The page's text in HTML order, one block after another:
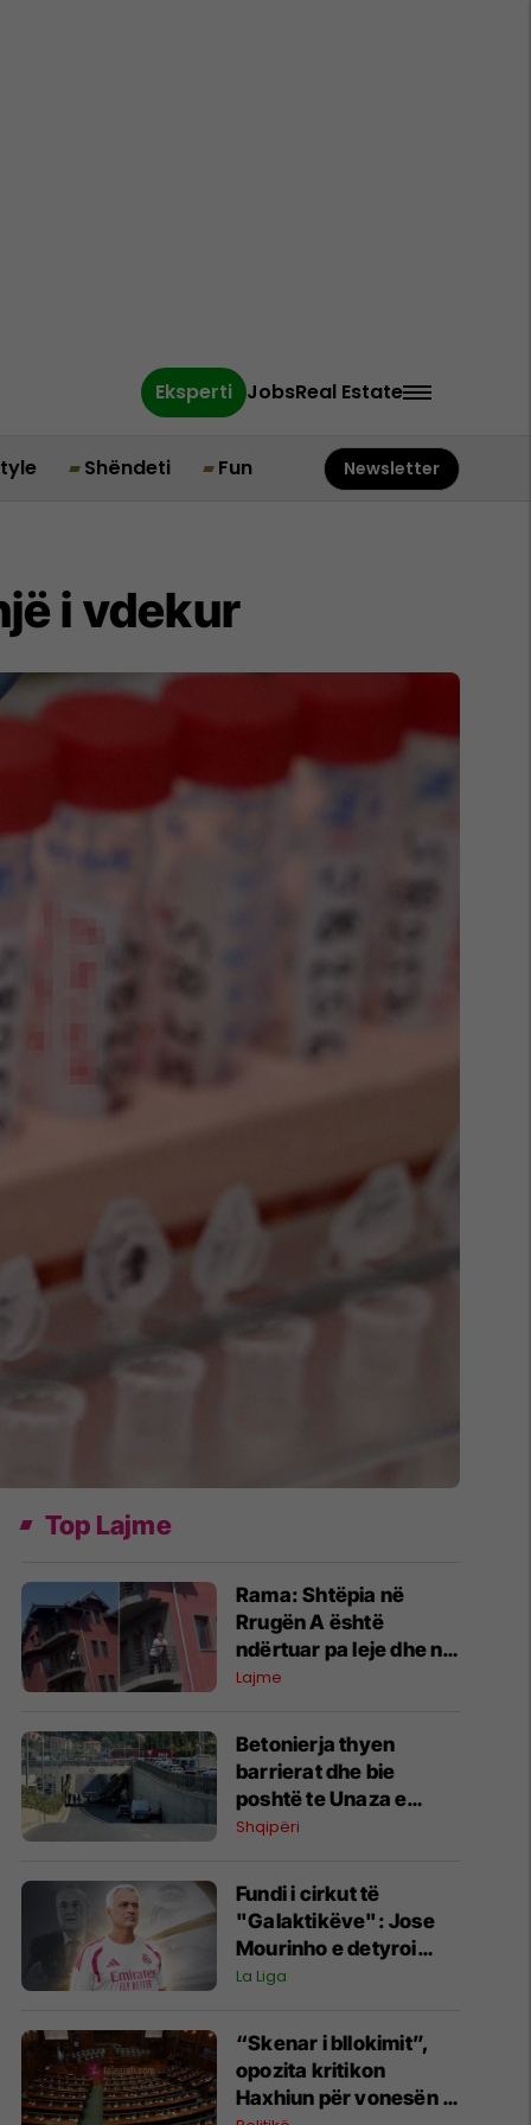
Eksperti JobsReal Estate
Shëndeti Fun Newsletter
i vdekur
Top Lajme
Rama: Shtëpia në
Rrugën A është
ndërtuar pa leje dhe në
pronë komunale
Lajme
Betonierja thyen
barrierat dhe bie
poshtë te Unaza e
Madhe në Tiranë,
Shqipëri
Fundi i cirkut të
"Galaktikëve": Jose
Mourinho e detyroi
Florentino Perezin të
blinte vetëm yje
individualë
La Liga
​“Skenar i bllokimit”,
opozita kritikon
Haxhiun për vonesën e